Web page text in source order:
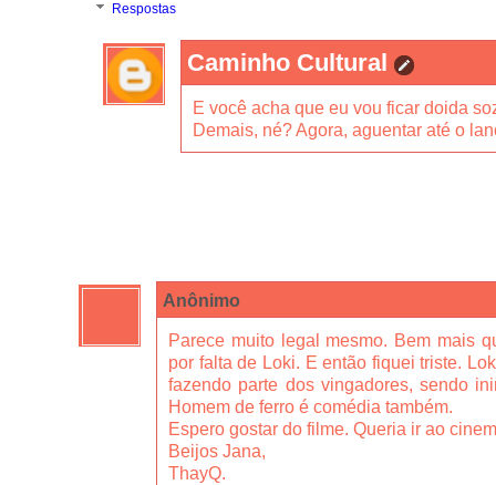
Respostas
Caminho Cultural
E você acha que eu vou ficar doida
Demais, né? Agora, aguentar até o
Anônimo
Parece muito legal mesmo. Bem mais
por falta de Loki. E então fiquei triste.
fazendo parte dos vingadores, sendo
Homem de ferro é comédia também.
Espero gostar do filme. Queria ir ao
Beijos Jana,
ThayQ.